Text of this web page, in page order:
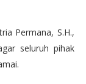
Permana, S.H.,
seluruh pihak